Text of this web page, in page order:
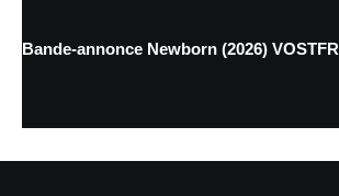
Bande-annonce Newborn (2026) VOSTFR